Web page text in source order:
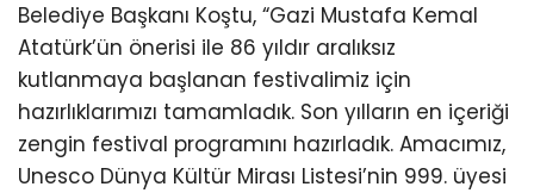
Belediye Başkanı Koştu, “Gazi Mustafa Kemal
Atatürk’ün önerisi ile 86 yıldır aralıksız
kutlanmaya başlanan festivalimiz için
hazırlıklarımızı tamamladık. Son yılların en içeriği
zengin festival programını hazırladık. Amacımız,
Unesco Dünya Kültür Mirası Listesi’nin 999. üyesi